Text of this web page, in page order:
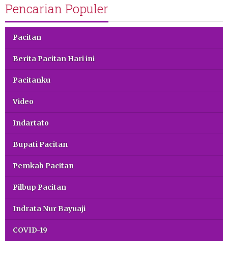
Pencarian Populer
Pacitan
Berita Pacitan Hari ini
Pacitanku
Video
Indartato
Bupati Pacitan
Pemkab Pacitan
Pilbup Pacitan
Indrata Nur Bayuaji
COVID-19